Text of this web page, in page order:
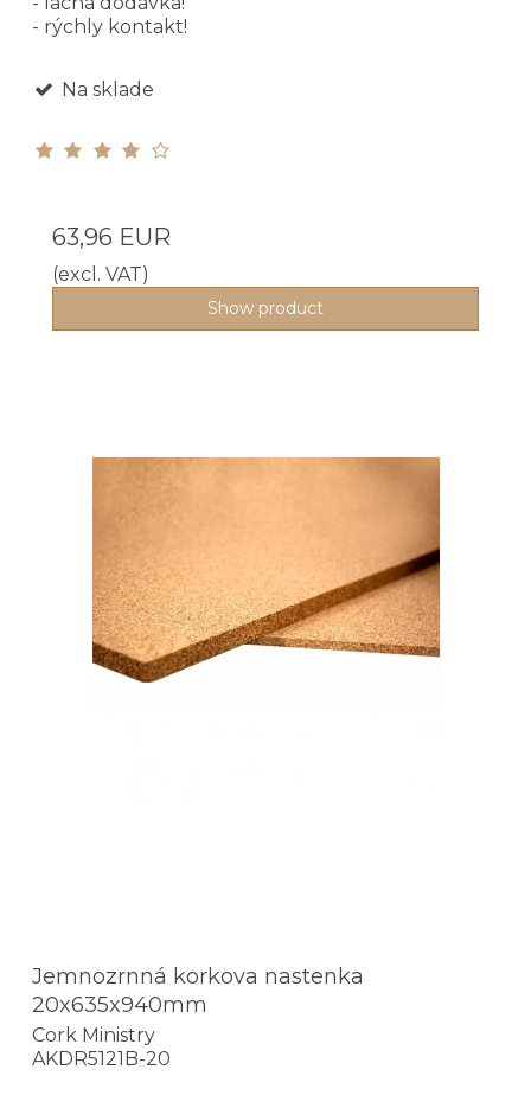
- rýchly kontakt!
Na sklade
63,96 EUR
(excl. VAT)
Show product
Jemnozrnná korkova nastenka
20x635x940mm
Cork Ministry
AKDR5121B-20